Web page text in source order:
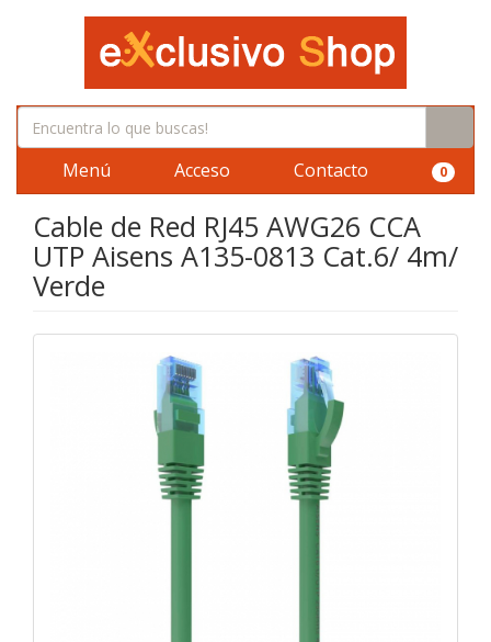
Menú Acceso Contacto 0
Cable de Red RJ45 AWG26 CCA
UTP Aisens A135-0813 Cat.6/ 4m/
Verde